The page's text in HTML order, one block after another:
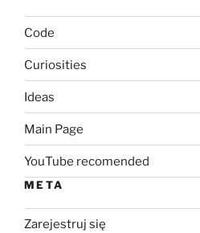
Code
Curiosities
Ideas
Main Page
YouTube recomended
META
Zarejestruj się